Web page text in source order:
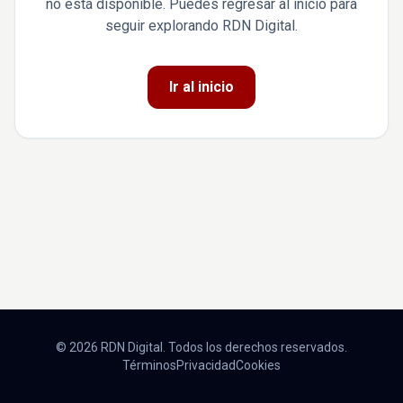
no está disponible. Puedes regresar al inicio para
seguir explorando RDN Digital.
Ir al inicio
© 2026 RDN Digital. Todos los derechos reservados.
TérminosPrivacidadCookies